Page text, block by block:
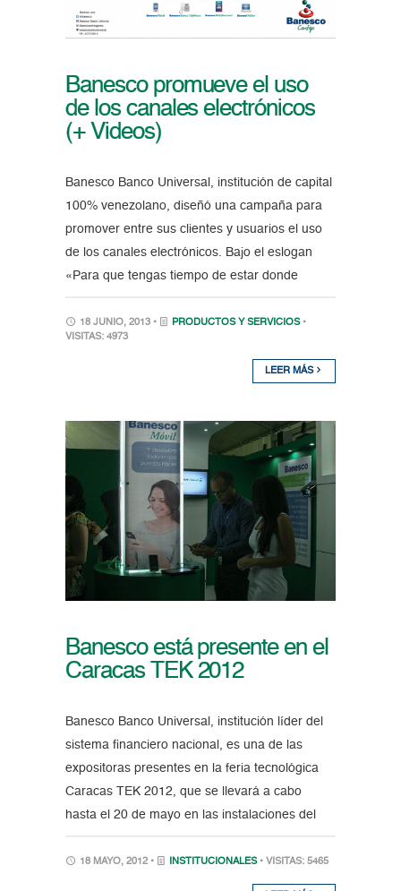
Banesco promueve el uso
de los canales electrónicos
(+ Videos)
Banesco Banco Universal, institución de capital
100% venezolano, diseñó una campaña para
promover entre sus clientes y usuarios el uso
de los canales electrónicos. Bajo el eslogan
«Para que tengas tiempo de estar donde
18 JUNIO, 2013 • PRODUCTOS Y SERVICIOS •
VISITAS: 4973
LEER MÁS
Banesco está presente en el
Caracas TEK 2012
Banesco Banco Universal, institución líder del
sistema financiero nacional, es una de las
expositoras presentes en la feria tecnológica
Caracas TEK 2012, que se llevará a cabo
hasta el 20 de mayo en las instalaciones del
18 MAYO, 2012 • INSTITUCIONALES • VISITAS: 5465